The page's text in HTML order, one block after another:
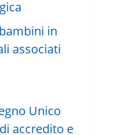
in
associati